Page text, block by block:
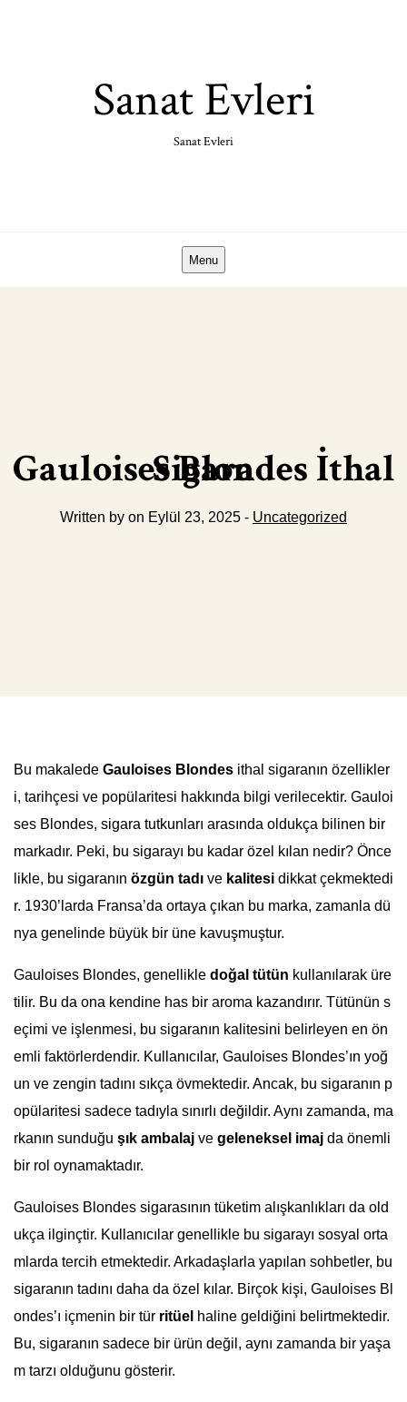
Sanat Evleri
Sanat Evleri
Menu
Gauloises Blondes İthal Sigara
Written by on Eylül 23, 2025 - Uncategorized
Bu makalede Gauloises Blondes ithal sigaranın özellikler
i, tarihçesi ve popülaritesi hakkında bilgi verilecektir. Gauloi
ses Blondes, sigara tutkunları arasında oldukça bilinen bir
markadır. Peki, bu sigarayı bu kadar özel kılan nedir? Önce
likle, bu sigaranın özgün tadı ve kalitesi dikkat çekmektedi
r. 1930’larda Fransa’da ortaya çıkan bu marka, zamanla dü
nya genelinde büyük bir üne kavuşmuştur.
Gauloises Blondes, genellikle doğal tütün kullanılarak üre
tilir. Bu da ona kendine has bir aroma kazandırır. Tütünün s
eçimi ve işlenmesi, bu sigaranın kalitesini belirleyen en ön
emli faktörlerdendir. Kullanıcılar, Gauloises Blondes’ın yoğ
un ve zengin tadını sıkça övmektedir. Ancak, bu sigaranın p
opülaritesi sadece tadıyla sınırlı değildir. Aynı zamanda, ma
rkanın sunduğu şık ambalaj ve geleneksel imaj da önemli
bir rol oynamaktadır.
Gauloises Blondes sigarasının tüketim alışkanlıkları da old
ukça ilginçtir. Kullanıcılar genellikle bu sigarayı sosyal orta
mlarda tercih etmektedir. Arkadaşlarla yapılan sohbetler, bu
sigaranın tadını daha da özel kılar. Birçok kişi, Gauloises Bl
ondes’ı içmenin bir tür ritüel haline geldiğini belirtmektedir.
Bu, sigaranın sadece bir ürün değil, aynı zamanda bir yaşa
m tarzı olduğunu gösterir.